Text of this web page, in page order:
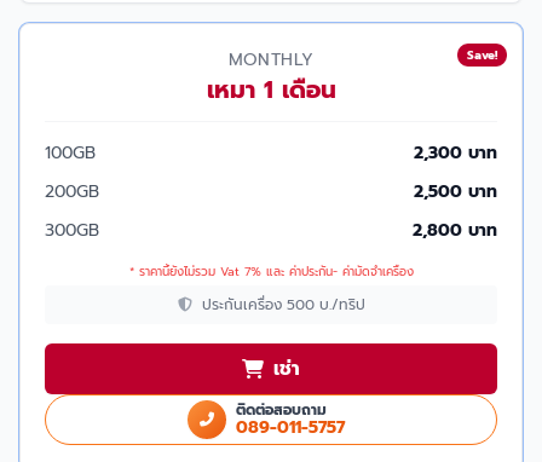
Save!
MONTHLY
เหมา 1 เดือน
100GB
2,300 บาท
200GB
2,500 บาท
300GB
2,800 บาท
* ราคานี้ยังไม่รวม Vat 7% และ ค่าประกัน- ค่ามัดจำเครื่อง
ประกันเครื่อง 500 บ./ทริป
เช่า
ติดต่อสอบถาม
089-011-5757